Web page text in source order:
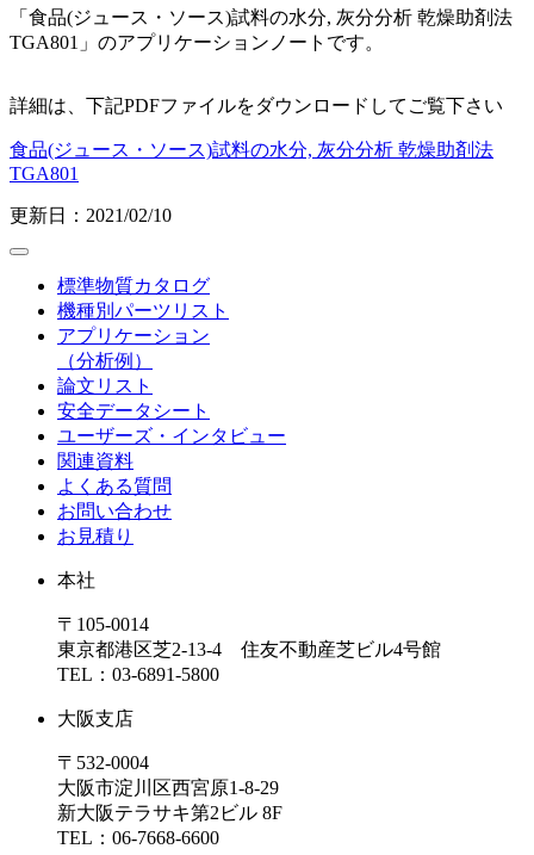
「食品(ジュース・ソース)試料の水分, 灰分分析 乾燥助剤法
TGA801」のアプリケーションノートです。
詳細は、下記PDFファイルをダウンロードしてご覧下さい
食品(ジュース・ソース)試料の水分, 灰分分析 乾燥助剤法
TGA801
更新日：2021/02/10
標準物質カタログ
機種別パーツリスト
アプリケーション
（分析例）
論文リスト
安全データシート
ユーザーズ・インタビュー
関連資料
よくある質問
お問い合わせ
お見積り
本社
〒105-0014
東京都港区芝2-13-4 住友不動産芝ビル4号館
TEL：03-6891-5800
大阪支店
〒532-0004
大阪市淀川区西宮原1-8-29
新大阪テラサキ第2ビル 8F
TEL：06-7668-6600